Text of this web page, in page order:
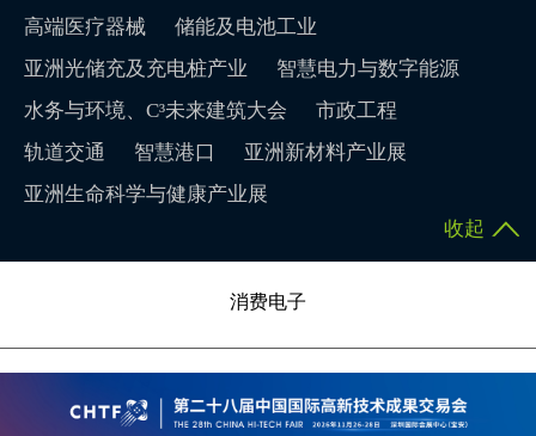
高端医疗器械
储能及电池工业
亚洲光储充及充电桩产业
智慧电力与数字能源
水务与环境、C³未来建筑大会
市政工程
轨道交通
智慧港口
亚洲新材料产业展
亚洲生命科学与健康产业展
收起
消费电子